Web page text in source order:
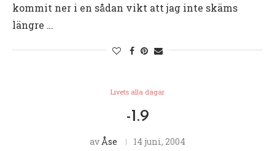
kommit ner i en sådan vikt att jag inte skäms
längre …
Livets alla dagar
-1.9
av Åse 14 juni, 2004